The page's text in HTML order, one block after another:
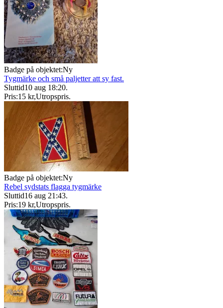
Badge på objektet:Ny
Tygmärke och små paljetter att sy fast.
Sluttid10 aug 18:20.
Pris:15 kr,Utropspris.
Badge på objektet:Ny
Rebel sydstats flagga tygmärke
Sluttid16 aug 21:43.
Pris:19 kr,Utropspris.